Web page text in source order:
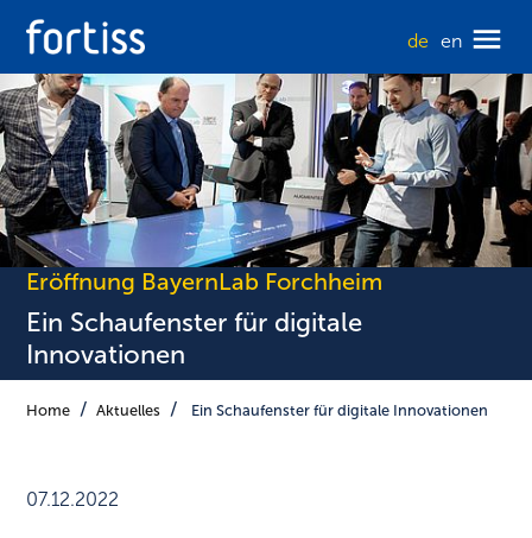
de en
Eröffnung BayernLab Forchheim
Ein Schaufenster für digitale
Innovationen
Home Aktuelles Ein Schaufenster für digitale Innovationen
07.12.2022